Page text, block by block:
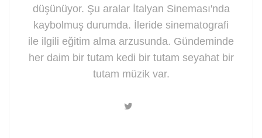
düşünüyor. Şu aralar İtalyan Sineması'nda
kaybolmuş durumda. İleride sinematografi
ile ilgili eğitim alma arzusunda. Gündeminde
her daim bir tutam kedi bir tutam seyahat bir
tutam müzik var.